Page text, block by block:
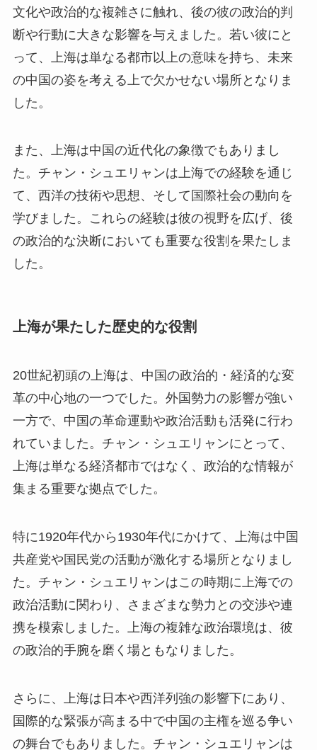
文化や政治的な複雑さに触れ、後の彼の政治的判
断や行動に大きな影響を与えました。若い彼にと
って、上海は単なる都市以上の意味を持ち、未来
の中国の姿を考える上で欠かせない場所となりま
した。
また、上海は中国の近代化の象徴でもありまし
た。チャン・シュエリャンは上海での経験を通じ
て、西洋の技術や思想、そして国際社会の動向を
学びました。これらの経験は彼の視野を広げ、後
の政治的な決断においても重要な役割を果たしま
した。
上海が果たした歴史的な役割
20世紀初頭の上海は、中国の政治的・経済的な変
革の中心地の一つでした。外国勢力の影響が強い
一方で、中国の革命運動や政治活動も活発に行わ
れていました。チャン・シュエリャンにとって、
上海は単なる経済都市ではなく、政治的な情報が
集まる重要な拠点でした。
特に1920年代から1930年代にかけて、上海は中国
共産党や国民党の活動が激化する場所となりまし
た。チャン・シュエリャンはこの時期に上海での
政治活動に関わり、さまざまな勢力との交渉や連
携を模索しました。上海の複雑な政治環境は、彼
の政治的手腕を磨く場ともなりました。
さらに、上海は日本や西洋列強の影響下にあり、
国際的な緊張が高まる中で中国の主権を巡る争い
の舞台でもありました。チャン・シュエリャンは